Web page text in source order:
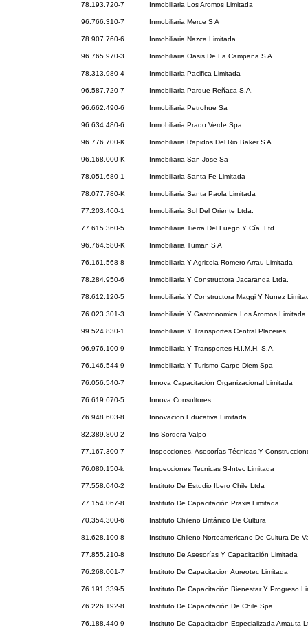
78.193.720-7 Inmobiliaria Los Aromos Limitada
96.766.310-7 Inmobiliaria Merce S A
78.907.760-6 Inmobiliaria Nazca Limitada
96.765.970-3 Inmobiliaria Oasis De La Campana S A
78.313.980-4 Inmobiliaria Pacifica Limitada
96.587.720-7 Inmobiliaria Parque Reñaca S.A.
96.662.490-6 Inmobiliaria Petrohue Sa
96.634.480-6 Inmobiliaria Prado Verde Spa
96.776.700-K Inmobiliaria Rapidos Del Rio Baker S A
96.168.000-K Inmobiliaria San Jose Sa
78.051.680-1 Inmobiliaria Santa Fe Limitada
78.077.780-K Inmobiliaria Santa Paola Limitada
77.203.460-1 Inmobiliaria Sol Del Oriente Ltda.
77.615.360-5 Inmobiliaria Tierra Del Fuego Y Cía. Ltd
96.764.580-K Inmobiliaria Tuman S A
76.161.568-8 Inmobiliaria Y Agricola Romero Arrau Limitada
78.284.950-6 Inmobiliaria Y Constructora Jacaranda Ltda.
78.612.120-5 Inmobiliaria Y Constructora Maggi Y Nunez
76.023.301-3 Inmobiliaria Y Gastronomica Los Aromos Limitada
99.524.830-1 Inmobiliaria Y Transportes Central Placeres
96.976.100-9 Inmobiliaria Y Transportes H.I.M.H. S.A.
76.146.544-9 Inmobiliaria Y Turismo Carpe Diem Spa
76.056.540-7 Innova Capacitación Organizacional Limitada
76.619.670-5 Innova Consultores
76.948.603-8 Innovacion Educativa Limitada
82.389.800-2 Ins Sordera Valpo
77.167.300-7 Inspecciones, Asesorías Técnicas Y
76.080.150-k Inspecciones Tecnicas S-Intec Limitada
77.558.040-2 Instituto De Estudio Ibero Chile Ltda
77.154.067-8 Instituto De Capacitación Praxis Limitada
70.354.300-6 Instituto Chileno Británico De Cultura
81.628.100-8 Instituto Chileno Norteamericano De Cultura De
77.855.210-8 Instituto De Asesorías Y Capacitación Limitada
76.268.001-7 Instituto De Capacitacion Aureotec Limitada
76.191.339-5 Instituto De Capacitación Bienestar Y Progreso
76.226.192-8 Instituto De Capacitación De Chile Spa
76.188.440-9 Instituto De Capacitacion Especializada Amauta